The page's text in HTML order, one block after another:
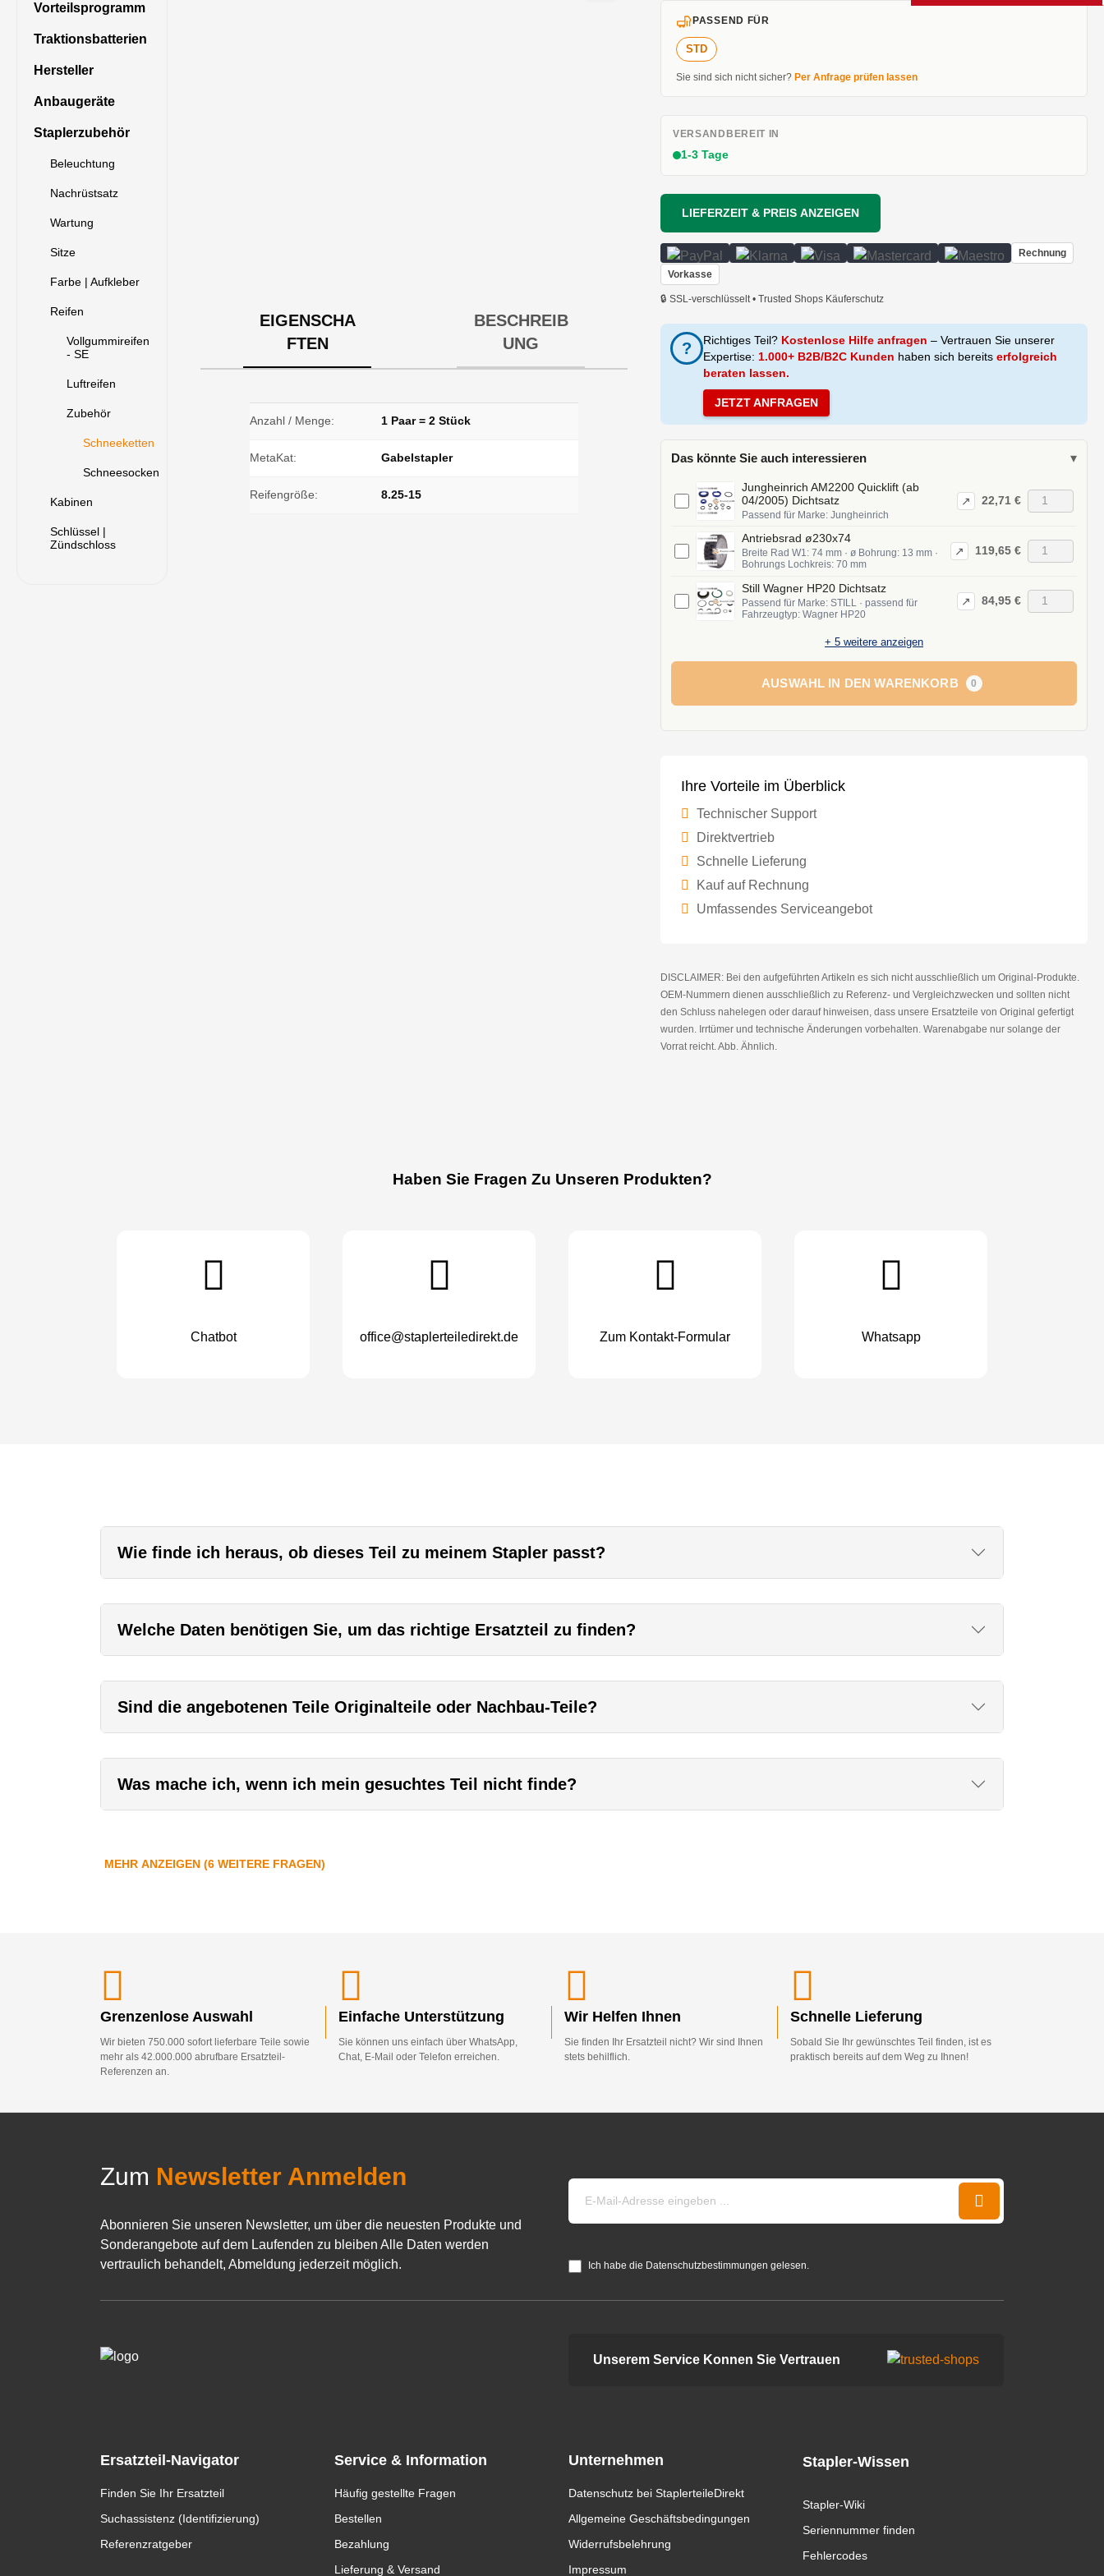
Vorteilsprogramm
Traktionsbatterien
Hersteller
Anbaugeräte
Staplerzubehör
Beleuchtung
Nachrüstsatz
Wartung
Sitze
Farbe | Aufkleber
Reifen
Vollgummireifen
- SE
Luftreifen
Zubehör
Schneeketten
Schneesocken
Kabinen
Schlüssel |
Zündschloss
EIGENSCHA
FTEN
BESCHREIB
UNG
Anzahl / Menge: 1 Paar = 2 Stück
MetaKat: Gabelstapler
Reifengröße: 8.25-15
PASSEND FÜR
STD
Sie sind sich nicht sicher? Per Anfrage prüfen lassen
VERSANDBEREIT IN
1-3 Tage
LIEFERZEIT & PREIS ANZEIGEN
Rechnung
Vorkasse
🔒 SSL-verschlüsselt • Trusted Shops Käuferschutz
? Richtiges Teil? Kostenlose Hilfe anfragen – Vertrauen Sie unserer
Expertise: 1.000+ B2B/B2C Kunden haben sich bereits erfolgreich
beraten lassen.
JETZT ANFRAGEN
Das könnte Sie auch interessieren ▾
Jungheinrich AM2200 Quicklift (ab
04/2005) Dichtsatz
Passend für Marke: Jungheinrich
↗ 22,71 €
Antriebsrad ø230x74
Breite Rad W1: 74 mm · ø Bohrung: 13 mm ·
Bohrungs Lochkreis: 70 mm
↗ 119,65 €
Still Wagner HP20 Dichtsatz
Passend für Marke: STILL · passend für
Fahrzeugtyp: Wagner HP20
↗ 84,95 €
+ 5 weitere anzeigen
AUSWAHL IN DEN WARENKORB 0
Ihre Vorteile im Überblick
Technischer Support
Direktvertrieb
Schnelle Lieferung
Kauf auf Rechnung
Umfassendes Serviceangebot
DISCLAIMER: Bei den aufgeführten Artikeln es sich nicht ausschließlich um Original-Produkte.
OEM-Nummern dienen ausschließlich zu Referenz- und Vergleichzwecken und sollten nicht
den Schluss nahelegen oder darauf hinweisen, dass unsere Ersatzteile von Original gefertigt
wurden. Irrtümer und technische Änderungen vorbehalten. Warenabgabe nur solange der
Vorrat reicht. Abb. Ähnlich.
Haben Sie Fragen Zu Unseren Produkten?
Chatbot office@staplerteiledirekt.de Zum Kontakt-Formular Whatsapp
Wie finde ich heraus, ob dieses Teil zu meinem Stapler passt?
Welche Daten benötigen Sie, um das richtige Ersatzteil zu finden?
Sind die angebotenen Teile Originalteile oder Nachbau-Teile?
Was mache ich, wenn ich mein gesuchtes Teil nicht finde?
MEHR ANZEIGEN (6 WEITERE FRAGEN)
Grenzenlose Auswahl
Wir bieten 750.000 sofort lieferbare Teile sowie
mehr als 42.000.000 abrufbare Ersatzteil-
Referenzen an.
Einfache Unterstützung
Sie können uns einfach über WhatsApp,
Chat, E-Mail oder Telefon erreichen.
Wir Helfen Ihnen
Sie finden Ihr Ersatzteil nicht? Wir sind Ihnen
stets behilflich.
Schnelle Lieferung
Sobald Sie Ihr gewünschtes Teil finden, ist es
praktisch bereits auf dem Weg zu Ihnen!
Zum Newsletter Anmelden
Abonnieren Sie unseren Newsletter, um über die neuesten Produkte und
Sonderangebote auf dem Laufenden zu bleiben Alle Daten werden
vertraulich behandelt, Abmeldung jederzeit möglich.
Ich habe die Datenschutzbestimmungen gelesen.
Unserem Service Konnen Sie Vertrauen
Ersatzteil-Navigator
Finden Sie Ihr Ersatzteil
Suchassistenz (Identifizierung)
Referenzratgeber
Service & Information
Häufig gestellte Fragen
Bestellen
Bezahlung
Lieferung & Versand
Unternehmen
Datenschutz bei StaplerteileDirekt
Allgemeine Geschäftsbedingungen
Widerrufsbelehrung
Impressum
Stapler-Wissen
Stapler-Wiki
Seriennummer finden
Fehlercodes